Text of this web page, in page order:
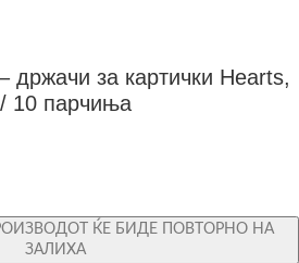
држачи за картички Hearts,
10 парчиња
ЌЕ БИДЕ ПОВТОРНО НА
ЗАЛИХА